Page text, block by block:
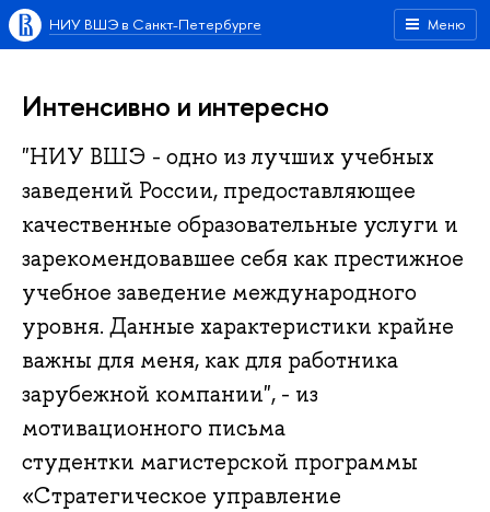
Меню
НИУ ВШЭ в Санкт-Петербурге
Интенсивно и интересно
"НИУ ВШЭ - одно из лучших учебных
заведений России, предоставляющее
качественные образовательные услуги и
зарекомендовавшее себя как престижное
учебное заведение международного
уровня. Данные характеристики крайне
важны для меня, как для работника
зарубежной компании", - из
мотивационного письма
студентки магистерской программы
«Стратегическое управление